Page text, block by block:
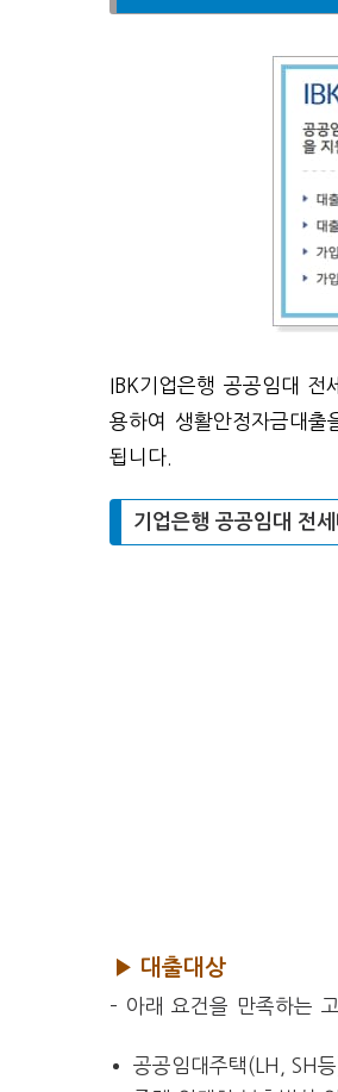
IBK기업은행 공공임대 전
용하여 생활안정자금대
됩니다.
기업은행 공공임대 전
▶ 대출대상
– 아래 요건을 만족하는
공공임대주택(LH, SH